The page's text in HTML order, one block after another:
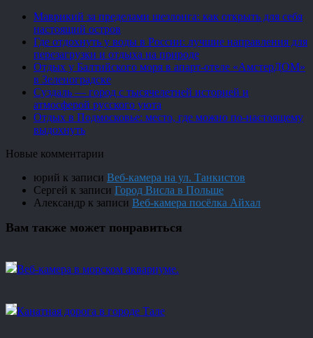
Маврикий за пределами шезлонга: как открыть для себя
настоящий остров
Где отдохнуть у воды в России: лучшие направления для
перезагрузки и отдыха на природе
Отдых у Балтийского моря в апарт-отеле «АмстерДОМ»
в Зеленоградске
Суздаль — город с тысячелетней историей и
атмосферой русского уюта
Отдых в Подмосковье: место, где можно по-настоящему
выдохнуть
Новые комментарии
юрий к записи Веб-камера на ул. Танкистов
Сергей к записи Город Висла в Польше
Александр к записи Веб-камера посёлка Айхал
Вам также может понравиться
Веб-камера в морском аквариуме.
Канатная дорога в городе Тале